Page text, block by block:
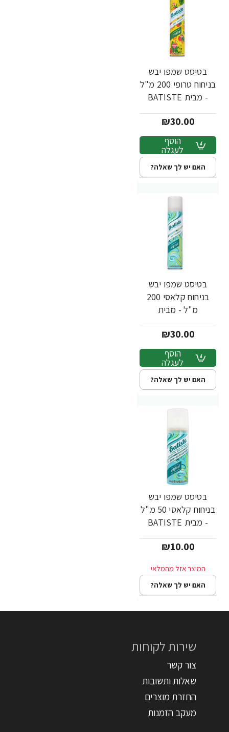
בטיסט שמפו יבש
בניחוח טרופי 200 מ"ל
- מבית BATISTE
₪30.00
הוסף
לעגלה
האם יש לך שאלה?
בטיסט שמפו יבש
בניחוח קלאסי 200
מ"ל - מבית
₪30.00
הוסף
לעגלה
האם יש לך שאלה?
בטיסט שמפו יבש
בניחוח קלאסי 50 מ"ל
- מבית BATISTE
₪10.00
האם יש לך שאלה?
שירות לקוחות
צור קשר
שאלות ותשובות
החזרת מוצרים
מעקב הזמנות